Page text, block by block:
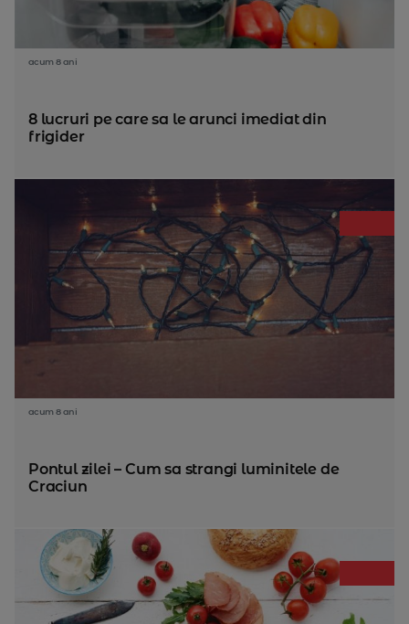
acum 8 ani
8 lucruri pe care sa le arunci imediat din
frigider
acum 8 ani
Pontul zilei – Cum sa strangi luminitele de
Craciun